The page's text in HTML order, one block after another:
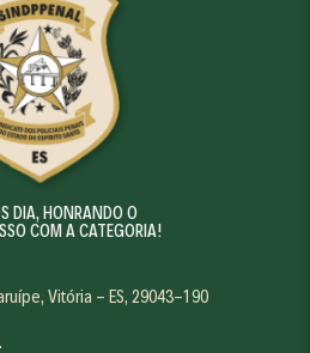
DIA, HONRANDO O
COM A CATEGORIA!
Vitória - ES, 29043-190